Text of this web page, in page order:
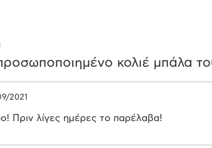
κολιέ μπάλα
2021
Πριν λίγες ημέρες το παρέλαβα!